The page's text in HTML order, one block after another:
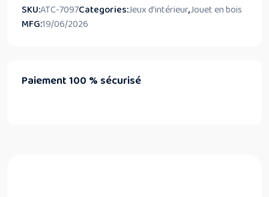
SKU:ATC-7097Categories:Jeux d’intérieur,Jouet en bois
MFG:19/06/2026
Paiement 100 % sécurisé